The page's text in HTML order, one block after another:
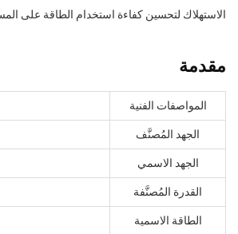
الاستهلاك لتحسين كفاءة استخدام الطاقة على
مقدمة
المواصفات الفنية
الجهد المُصنَّف
الجهد الاسمي
القدرة المُصنَّفة
الطاقة الاسمية